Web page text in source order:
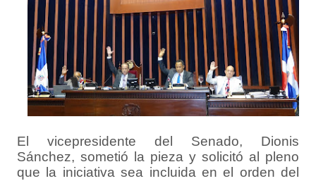
El vicepresidente del Senado, Dionis
Sánchez, sometió la pieza y solicitó al pleno
que la iniciativa sea incluida en el orden del